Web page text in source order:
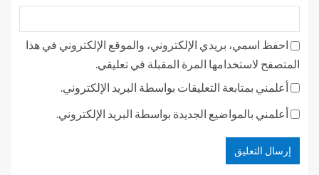
احفظ اسمي، بريدي الإلكتروني، والموقع الإلكتروني في هذا
المتصفح لاستخدامها المرة المقبلة في تعليقي.
أعلمني بمتابعة التعليقات بواسطة البريد الإلكتروني.
أعلمني بالمواضيع الجديدة بواسطة البريد الإلكتروني.